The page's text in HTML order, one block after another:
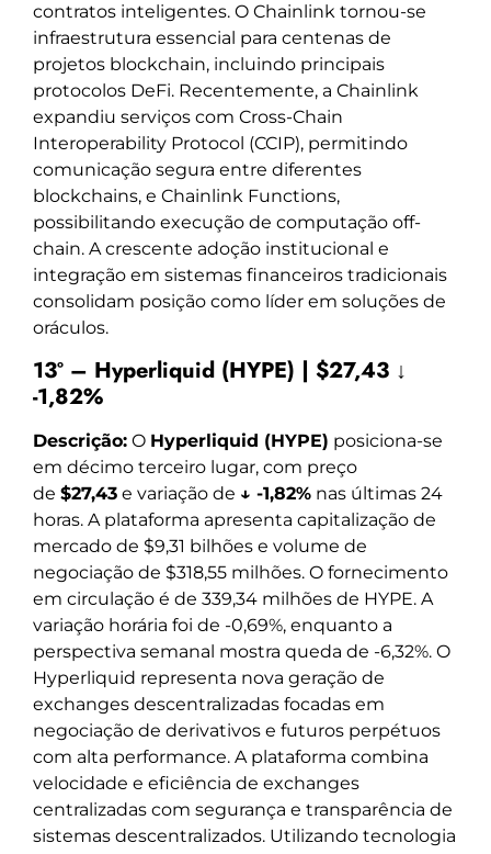
contratos inteligentes. O Chainlink tornou-se
infraestrutura essencial para centenas de
projetos blockchain, incluindo principais
protocolos DeFi. Recentemente, a Chainlink
expandiu serviços com Cross-Chain
Interoperability Protocol (CCIP), permitindo
comunicação segura entre diferentes
blockchains, e Chainlink Functions,
possibilitando execução de computação off-
chain. A crescente adoção institucional e
integração em sistemas financeiros tradicionais
consolidam posição como líder em soluções de
oráculos.
13º – Hyperliquid (HYPE) | $27,43 ↓
-1,82%
Descrição: O Hyperliquid (HYPE) posiciona-se
em décimo terceiro lugar, com preço
de $27,43 e variação de ↓ -1,82% nas últimas 24
horas. A plataforma apresenta capitalização de
mercado de $9,31 bilhões e volume de
negociação de $318,55 milhões. O fornecimento
em circulação é de 339,34 milhões de HYPE. A
variação horária foi de -0,69%, enquanto a
perspectiva semanal mostra queda de -6,32%. O
Hyperliquid representa nova geração de
exchanges descentralizadas focadas em
negociação de derivativos e futuros perpétuos
com alta performance. A plataforma combina
velocidade e eficiência de exchanges
centralizadas com segurança e transparência de
sistemas descentralizados. Utilizando tecnologia